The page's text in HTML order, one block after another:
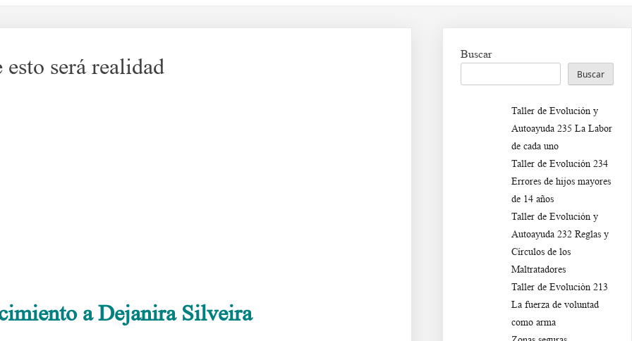
será realidad
a Dejanira Silveira
Buscar
Buscar
Taller de Evolución y
Autoayuda 235 La Labor
de cada uno
Taller de Evolución 234
Errores de hijos mayores
de 14 años
Taller de Evolución y
Autoayuda 232 Reglas y
Círculos de los
Maltratadores
Taller de Evoluciòn 213
La fuerza de voluntad
como arma